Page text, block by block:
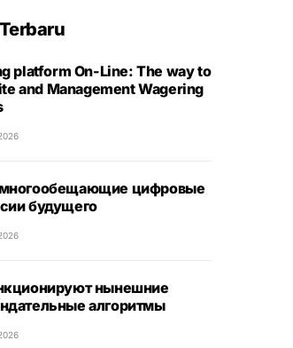
platform On-Line: The way to
and Management Wagering
цифровые
будущего
нынешние
алгоритмы